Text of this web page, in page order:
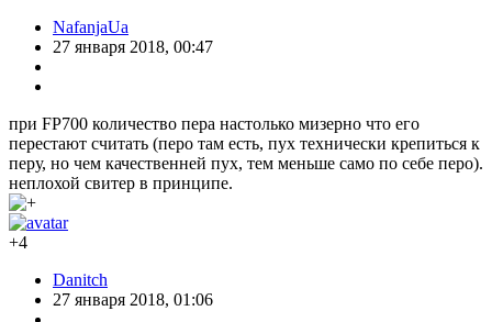
NafanjaUa
27 января 2018, 00:47
при FP700 количество пера настолько мизерно что его
перестают считать (перо там есть, пух технически крепиться к
перу, но чем качественней пух, тем меньше само по себе перо).
неплохой свитер в принципе.
+4
Danitch
27 января 2018, 01:06